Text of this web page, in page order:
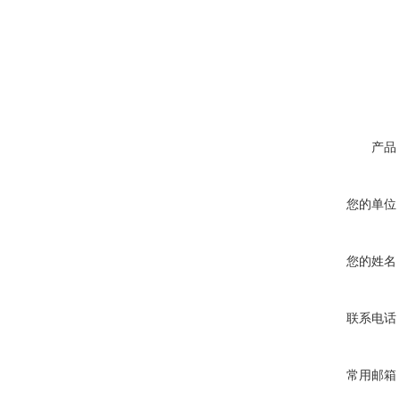
产品
您的单位
您的姓名
联系电话
常用邮箱